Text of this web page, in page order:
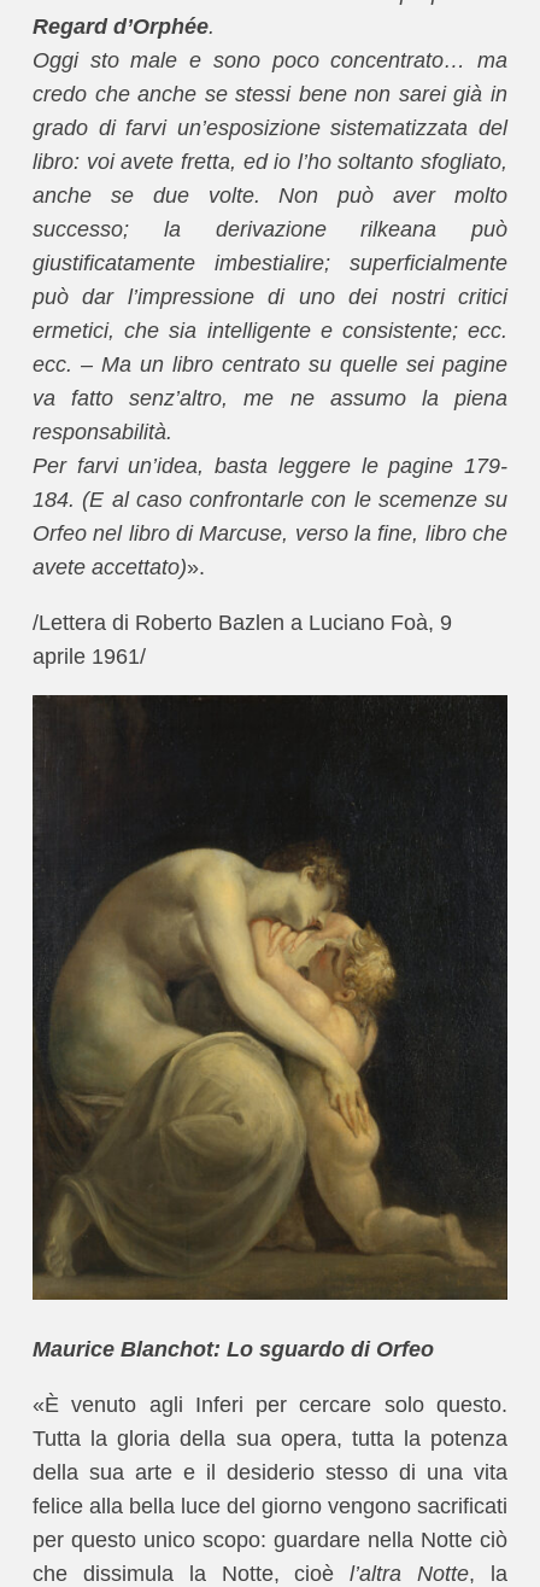
Regard d’Orphée.
Oggi sto male e sono poco concentrato… ma
credo che anche se stessi bene non sarei già in
grado di farvi un’esposizione sistematizzata del
libro: voi avete fretta, ed io l’ho soltanto sfogliato,
anche se due volte. Non può aver molto
successo; la derivazione rilkeana può
giustificatamente imbestialire; superficialmente
può dar l’impressione di uno dei nostri critici
ermetici, che sia intelligente e consistente; ecc.
ecc. – Ma un libro centrato su quelle sei pagine
va fatto senz’altro, me ne assumo la piena
responsabilità.
Per farvi un’idea, basta leggere le pagine 179-
184. (E al caso confrontarle con le scemenze su
Orfeo nel libro di Marcuse, verso la fine, libro che
avete accettato)».
/Lettera di Roberto Bazlen a Luciano Foà, 9
aprile 1961/
Maurice Blanchot: Lo sguardo di Orfeo
«È venuto agli Inferi per cercare solo questo.
Tutta la gloria della sua opera, tutta la potenza
della sua arte e il desiderio stesso di una vita
felice alla bella luce del giorno vengono sacrificati
per questo unico scopo: guardare nella Notte ciò
che dissimula la Notte, cioèl’altra Notte, la